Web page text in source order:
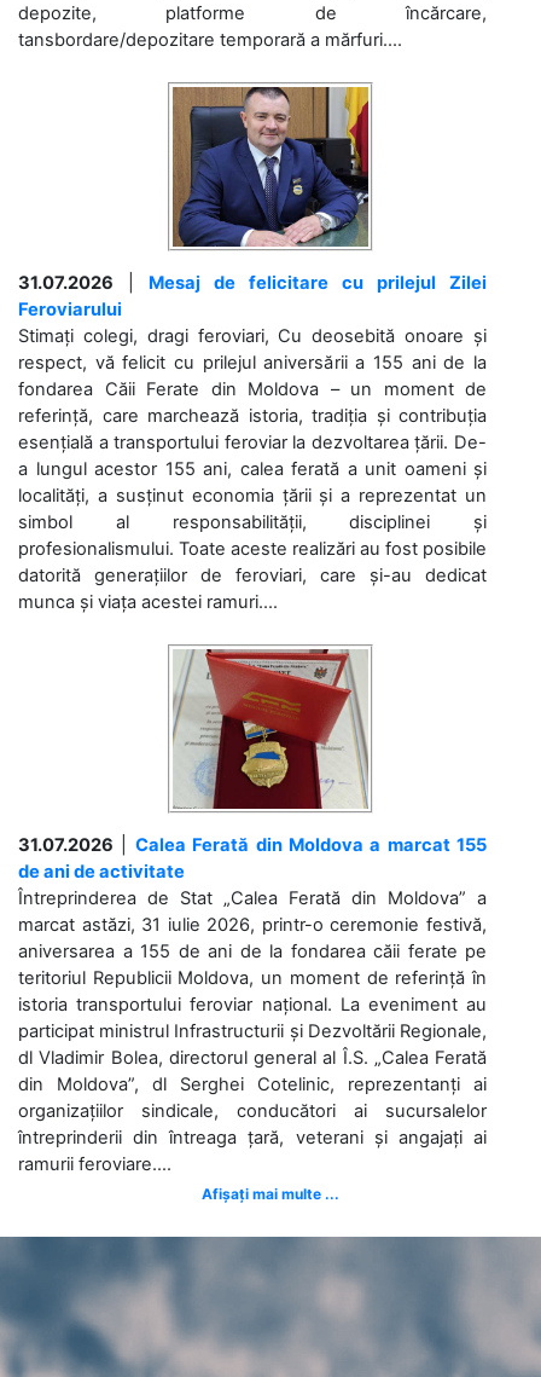
depozite, platforme de încărcare,
tansbordare/depozitare temporară a mărfuri....
31.07.2026
Mesaj de felicitare cu prilejul Zilei
Feroviarului
Stimați colegi, dragi feroviari, Cu deosebită onoare și
respect, vă felicit cu prilejul aniversării a 155 ani de la
fondarea Căii Ferate din Moldova – un moment de
referință, care marchează istoria, tradiția și contribuția
esențială a transportului feroviar la dezvoltarea țării. De-
a lungul acestor 155 ani, calea ferată a unit oameni și
localități, a susținut economia țării și a reprezentat un
simbol al responsabilității, disciplinei și
profesionalismului. Toate aceste realizări au fost posibile
datorită generațiilor de feroviari, care și-au dedicat
munca și viața acestei ramuri....
31.07.2026
Calea Ferată din Moldova a marcat 155
de ani de activitate
Întreprinderea de Stat „Calea Ferată din Moldova” a
marcat astăzi, 31 iulie 2026, printr-o ceremonie festivă,
aniversarea a 155 de ani de la fondarea căii ferate pe
teritoriul Republicii Moldova, un moment de referință în
istoria transportului feroviar național. La eveniment au
participat ministrul Infrastructurii și Dezvoltării Regionale,
dl Vladimir Bolea, directorul general al Î.S. „Calea Ferată
din Moldova”, dl Serghei Cotelinic, reprezentanți ai
organizațiilor sindicale, conducători ai sucursalelor
întreprinderii din întreaga țară, veterani și angajați ai
ramurii feroviare....
Afișați mai multe ...